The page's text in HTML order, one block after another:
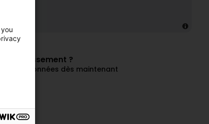
établissement ?
vos données dès maintenant